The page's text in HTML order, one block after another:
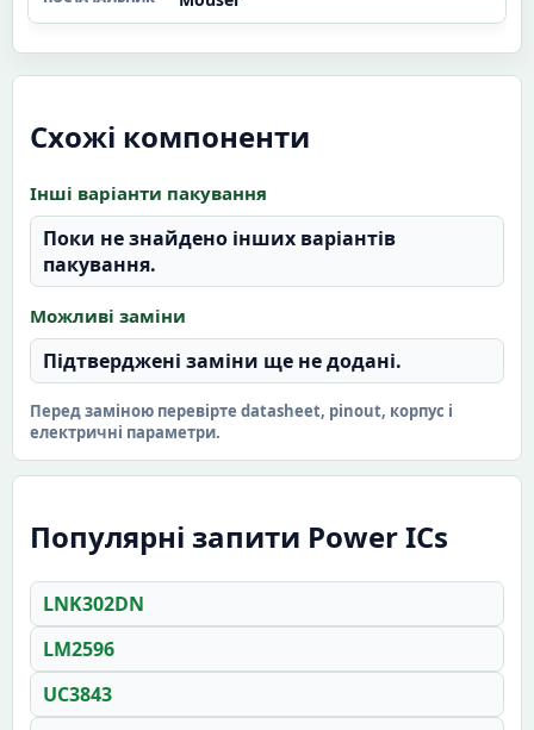
Схожі компоненти
Інші варіанти пакування
Поки не знайдено інших варіантів
пакування.
Можливі заміни
Підтверджені заміни ще не додані.
Перед заміною перевірте datasheet, pinout, корпус і
електричні параметри.
Популярні запити Power ICs
LNK302DN
LM2596
UC3843